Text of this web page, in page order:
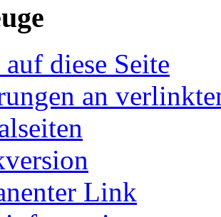
diese Seite
an
Link